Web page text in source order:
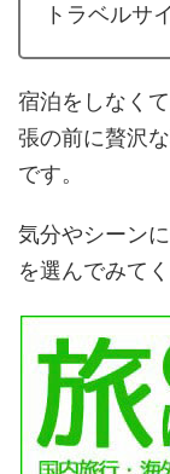
トラベルサ
宿泊をしなく
張の前に贅沢
です。
気分やシーン
を選んでみてく